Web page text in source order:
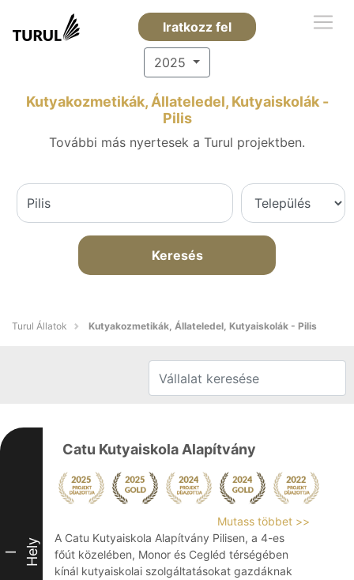
Iratkozz fel
2025
Kutyakozmetikák, Állateledel, Kutyaiskolák -
Pilis
További más nyertesek a Turul projektben.
Keresés
Turul Állatok Kutyakozmetikák, Állateledel, Kutyaiskolák - Pilis
I Hely
Catu Kutyaiskola Alapítvány
Mutass többet >>
A Catu Kutyaiskola Alapítvány Pilisen, a 4-es
főút közelében, Monor és Cegléd térségében
kínál kutyaiskolai szolgáltatásokat gazdáknak